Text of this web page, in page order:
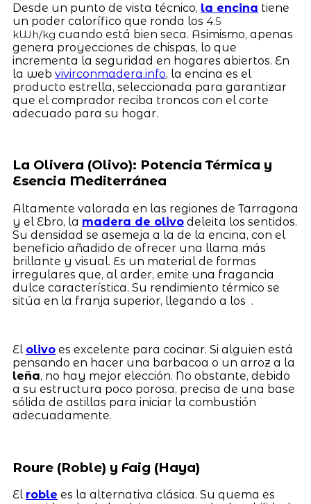
Desde un punto de vista técnico, la encina tiene
un poder calorífico que ronda los 4.5
kWh/kg cuando está bien seca. Asimismo, apenas
genera proyecciones de chispas, lo que
incrementa la seguridad en hogares abiertos. En
la web vivirconmadera.info, la encina es el
producto estrella, seleccionada para garantizar
que el comprador reciba troncos con el corte
adecuado para su hogar.
La Olivera (Olivo): Potencia Térmica y
Esencia Mediterránea
Altamente valorada en las regiones de Tarragona
y el Ebro, la madera de olivodeleita los sentidos.
Su densidad se asemeja a la de la encina, con el
beneficio añadido de ofrecer una llama más
brillante y visual. Es un material de formas
irregulares que, al arder, emite una fragancia
dulce característica. Su rendimiento térmico se
sitúa en la franja superior, llegando a los .
El olivoes excelente para cocinar. Si alguien está
pensando en hacer una barbacoa o un arroz a la
leña, no hay mejor elección. No obstante, debido
a su estructura poco porosa, precisa de una base
sólida de astillas para iniciar la combustión
adecuadamente.
Roure (Roble) y Faig (Haya)
El roble es la alternativa clásica. Su quema es